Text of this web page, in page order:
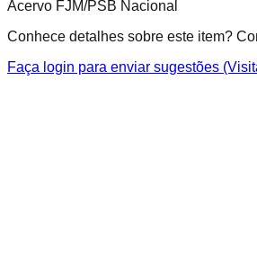
Acervo FJM/PSB Nacional
Conhece detalhes sobre este item?
Faça login para enviar sugestões